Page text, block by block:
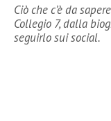
Ciò che c’è da
Collegio 7, dalla
seguirlo sui social.